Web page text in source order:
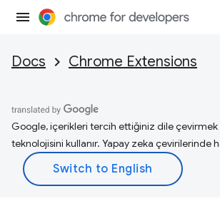
Docs Chrome Extensions
Google, içerikleri tercih ettiğiniz dile çevirmek
teknolojisini kullanır. Yapay zeka çevirilerinde